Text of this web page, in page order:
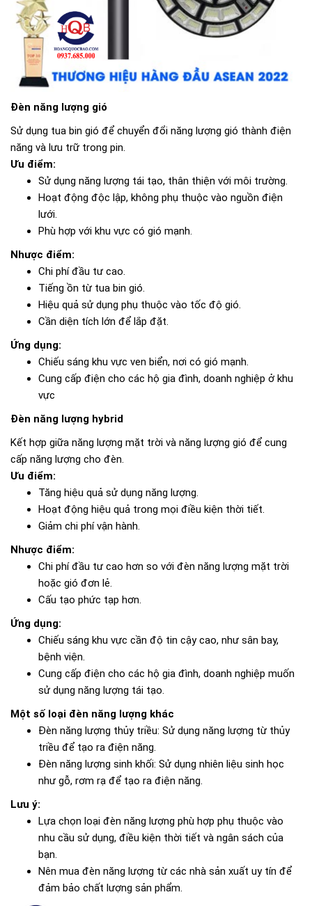
Đèn năng lượng gió
Sử dụng tua bin gió để chuyển đổi năng lượng gió thành điện
năng và lưu trữ trong pin.
Ưu điểm:
Sử dụng năng lượng tái tạo, thân thiện với môi trường.
Hoạt động độc lập, không phụ thuộc vào nguồn điện
lưới.
Phù hợp với khu vực có gió mạnh.
Nhược điểm:
Chi phí đầu tư cao.
Tiếng ồn từ tua bin gió.
Hiệu quả sử dụng phụ thuộc vào tốc độ gió.
Cần diện tích lớn để lắp đặt.
Ứng dụng:
Chiếu sáng khu vực ven biển, nơi có gió mạnh.
Cung cấp điện cho các hộ gia đình, doanh nghiệp ở khu
vực
Đèn năng lượng hybrid
Kết hợp giữa năng lượng mặt trời và năng lượng gió để cung
cấp năng lượng cho đèn.
Ưu điểm:
Tăng hiệu quả sử dụng năng lượng.
Hoạt động hiệu quả trong mọi điều kiện thời tiết.
Giảm chi phí vận hành.
Nhược điểm:
Chi phí đầu tư cao hơn so với đèn năng lượng mặt trời
hoặc gió đơn lẻ.
Cấu tạo phức tạp hơn.
Ứng dụng:
Chiếu sáng khu vực cần độ tin cậy cao, như sân bay,
bệnh viện.
Cung cấp điện cho các hộ gia đình, doanh nghiệp muốn
sử dụng năng lượng tái tạo.
Một số loại đèn năng lượng khác
Đèn năng lượng thủy triều: Sử dụng năng lượng từ thủy
triều để tạo ra điện năng.
Đèn năng lượng sinh khối: Sử dụng nhiên liệu sinh học
như gỗ, rơm rạ để tạo ra điện năng.
Lưu ý:
Lựa chọn loại đèn năng lượng phù hợp phụ thuộc vào
nhu cầu sử dụng, điều kiện thời tiết và ngân sách của
bạn.
Nên mua đèn năng lượng từ các nhà sản xuất uy tín để
đảm bảo chất lượng sản phẩm.